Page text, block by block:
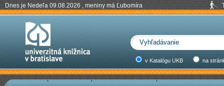
Dnes je Nedeľa 09.08.2026 , meniny má Ľubomíra
v Katalógu UKB na